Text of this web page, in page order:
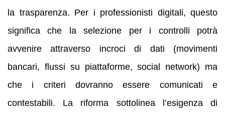
la trasparenza. Per i professionisti digitali, questo
significa che la selezione per i controlli potrà
avvenire attraverso incroci di dati (movimenti
bancari, flussi su piattaforme, social network) ma
che i criteri dovranno essere comunicati e
contestabili. La riforma sottolinea l’esigenza di